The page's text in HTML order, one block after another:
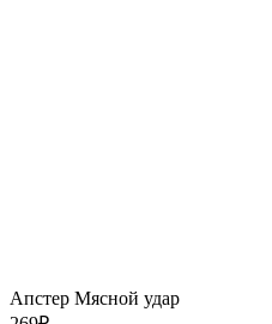
Апстер Мясной удар